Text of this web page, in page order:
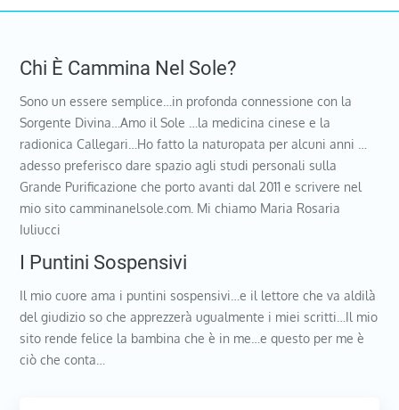
Chi È Cammina Nel Sole?
Sono un essere semplice…in profonda connessione con la
Sorgente Divina…Amo il Sole …la medicina cinese e la
radionica Callegari…Ho fatto la naturopata per alcuni anni …
adesso preferisco dare spazio agli studi personali sulla
Grande Purificazione che porto avanti dal 2011 e scrivere nel
mio sito camminanelsole.com. Mi chiamo Maria Rosaria
Iuliucci
I Puntini Sospensivi
Il mio cuore ama i puntini sospensivi…e il lettore che va aldilà
del giudizio so che apprezzerà ugualmente i miei scritti…Il mio
sito rende felice la bambina che è in me…e questo per me è
ciò che conta…